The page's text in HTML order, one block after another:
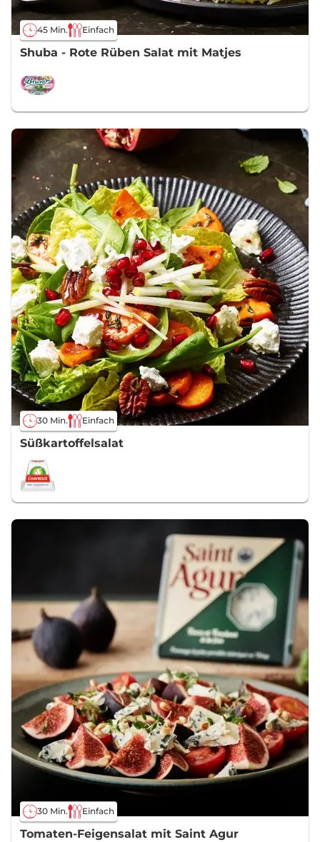
45 Min. Einfach
Shuba - Rote Rüben Salat mit Matjes
30 Min. Einfach
Süßkartoffelsalat
30 Min. Einfach
Tomaten-Feigensalat mit Saint Agur